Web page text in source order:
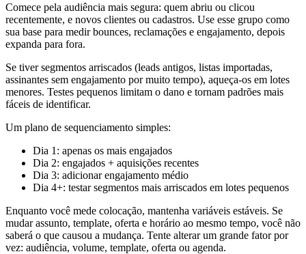
Comece pela audiência mais segura: quem abriu ou clicou
recentemente, e novos clientes ou cadastros. Use esse grupo como
sua base para medir bounces, reclamações e engajamento, depois
expanda para fora.
Se tiver segmentos arriscados (leads antigos, listas importadas,
assinantes sem engajamento por muito tempo), aqueça-os em lotes
menores. Testes pequenos limitam o dano e tornam padrões mais
fáceis de identificar.
Um plano de sequenciamento simples:
Dia 1: apenas os mais engajados
Dia 2: engajados + aquisições recentes
Dia 3: adicionar engajamento médio
Dia 4+: testar segmentos mais arriscados em lotes pequenos
Enquanto você mede colocação, mantenha variáveis estáveis. Se
mudar assunto, template, oferta e horário ao mesmo tempo, você não
saberá o que causou a mudança. Tente alterar um grande fator por
vez: audiência, volume, template, oferta ou agenda.